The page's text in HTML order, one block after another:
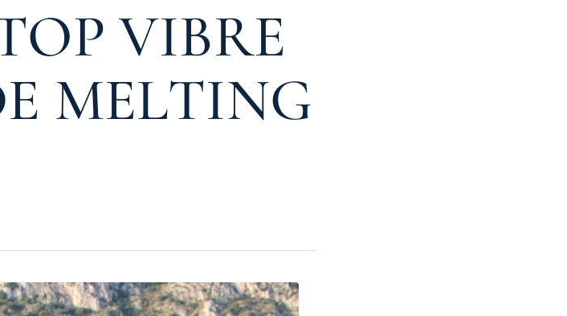
VIBRE
MELTING